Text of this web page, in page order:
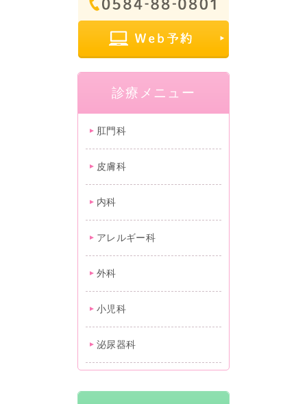
診療メニュー
肛門科
皮膚科
内科
アレルギー科
外科
小児科
泌尿器科